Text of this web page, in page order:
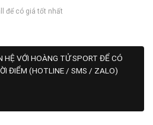
để có giá tốt nhất
HỆ VỚI HOÀNG TỬ SPORT ĐỂ CÓ
ĐIỂM (HOTLINE / SMS / ZALO)